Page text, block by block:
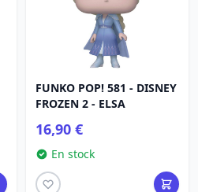
FUNKO POP! 581 - DISNEY
FROZEN 2 - ELSA
16,90 €
En stock